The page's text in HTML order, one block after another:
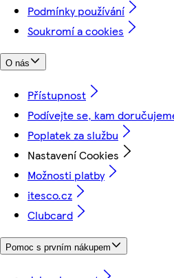
Podmínky používání
Soukromí a cookies
O nás
Přístupnost
Podívejte se, kam
Poplatek za službu
Nastavení Cookies
Možnosti platby
itesco.cz
Clubcard
Pomoc s prvním nákupem